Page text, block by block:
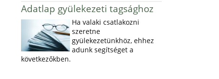
Adatlap gyülekezeti tagsághoz
Ha valaki csatlakozni
szeretne
gyülekezetünkhöz, ehhez
adunk segítséget a
következőkben.